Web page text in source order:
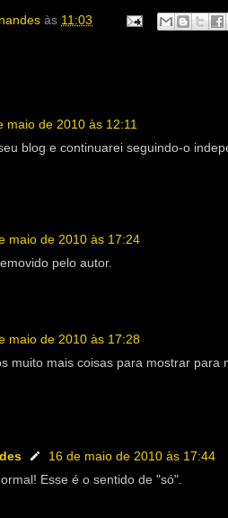
às 11:03
maio de 2010 às 12:11
blog e continuarei seguindo-o
maio de 2010 às 17:24
pelo autor.
maio de 2010 às 17:28
muito mais coisas para mostrar para
16 de maio de 2010 às 17:44
Esse é o sentido de "só".